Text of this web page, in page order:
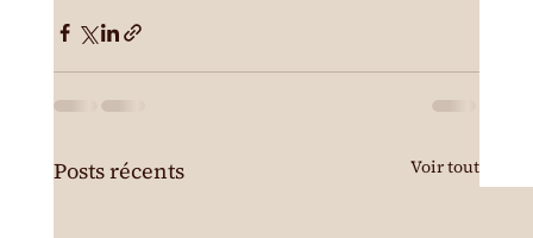
Posts récents Voir tout